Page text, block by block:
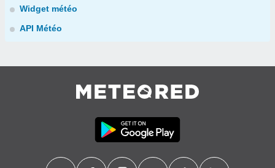
Widget météo
API Météo